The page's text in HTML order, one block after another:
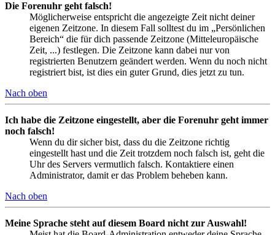
Die Forenuhr geht falsch!
Möglicherweise entspricht die angezeigte Zeit nicht deiner
eigenen Zeitzone. In diesem Fall solltest du im „Persönlichen
Bereich“ die für dich passende Zeitzone (Mitteleuropäische
Zeit, ...) festlegen. Die Zeitzone kann dabei nur von
registrierten Benutzern geändert werden. Wenn du noch nicht
registriert bist, ist dies ein guter Grund, dies jetzt zu tun.
Nach oben
Ich habe die Zeitzone eingestellt, aber die Forenuhr geht immer
noch falsch!
Wenn du dir sicher bist, dass du die Zeitzone richtig
eingestellt hast und die Zeit trotzdem noch falsch ist, geht die
Uhr des Servers vermutlich falsch. Kontaktiere einen
Administrator, damit er das Problem beheben kann.
Nach oben
Meine Sprache steht auf diesem Board nicht zur Auswahl!